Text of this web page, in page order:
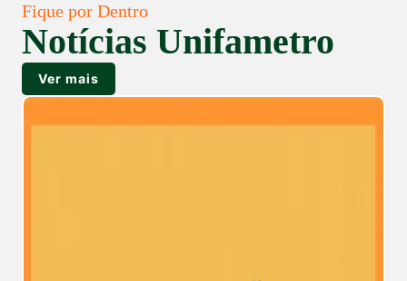
Fique por Dentro
Notícias Unifametro
Ver mais